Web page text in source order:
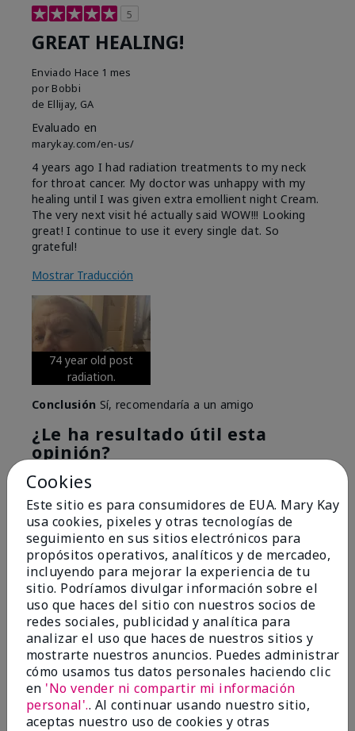
5
GREAT HEALING!
Enviado Hace 1 mes
por Bobbi
de Ellijay, GA
Evaluado en
marykay.com/en-us/
4 years ago I had radiation treatments to my neck
for throat cancer. My doctor was unhappy with my
healing until I was given extra emollient night Cream.
The very next visit hé actually said WOW!!! Looking
great! I continue to use it every single dat. So
grateful!
Mostrar Traducción
74 year old post
radiation.
Conclusión Sí, recomendaría a un amigo
¿Le ha resultado útil esta
opinión?
6
Marcar esta opinión
5
Great Night time emollient
EnviadoHace 2 meses
porSonia G
deChicago'Il
Evaluado en
marykay.com/en-us/
Cookies
Este sitio es para consumidores de EUA. Mary Kay
usa cookies, pixeles y otras tecnologías de
seguimiento en sus sitios electrónicos para
propósitos operativos, analíticos y de mercadeo,
incluyendo para mejorar la experiencia de tu
sitio. Podríamos divulgar información sobre el
uso que haces del sitio con nuestros socios de
redes sociales, publicidad y analítica para
analizar el uso que haces de nuestros sitios y
mostrarte nuestros anuncios. Puedes administrar
cómo usamos tus datos personales haciendo clic
en 'No vender ni compartir mi información
personal'.. Al continuar usando nuestro sitio,
aceptas nuestro uso de cookies y otras